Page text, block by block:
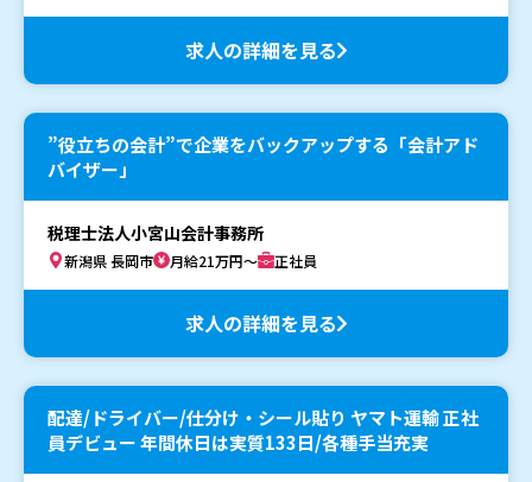
求人の詳細を見る
”役立ちの会計”で企業をバックアップする「会計アド
バイザー」
税理士法人小宮山会計事務所
新潟県 長岡市 月給21万円～ 正社員
求人の詳細を見る
配達/ドライバー/仕分け・シール貼り ヤマト運輸 正社
員デビュー 年間休日は実質133日/各種手当充実